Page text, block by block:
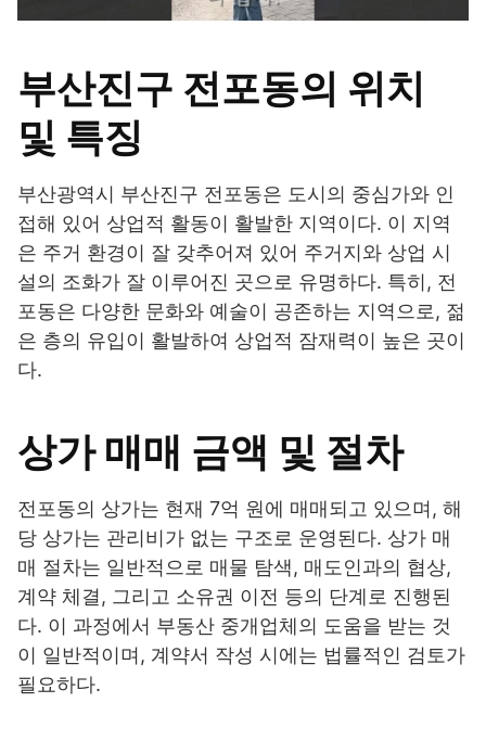
부산진구 전포동의 위치
및 특징
부산광역시 부산진구 전포동은 도시의 중심가와 인
접해 있어 상업적 활동이 활발한 지역이다. 이 지역
은 주거 환경이 잘 갖추어져 있어 주거지와 상업 시
설의 조화가 잘 이루어진 곳으로 유명하다. 특히, 전
포동은 다양한 문화와 예술이 공존하는 지역으로, 젊
은 층의 유입이 활발하여 상업적 잠재력이 높은 곳이
다.
상가 매매 금액 및 절차
전포동의 상가는 현재 7억 원에 매매되고 있으며, 해
당 상가는 관리비가 없는 구조로 운영된다. 상가 매
매 절차는 일반적으로 매물 탐색, 매도인과의 협상,
계약 체결, 그리고 소유권 이전 등의 단계로 진행된
다. 이 과정에서 부동산 중개업체의 도움을 받는 것
이 일반적이며, 계약서 작성 시에는 법률적인 검토가
필요하다.